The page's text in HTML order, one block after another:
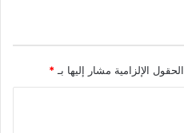
الحقول الإلزامية مشار إليها بـ*